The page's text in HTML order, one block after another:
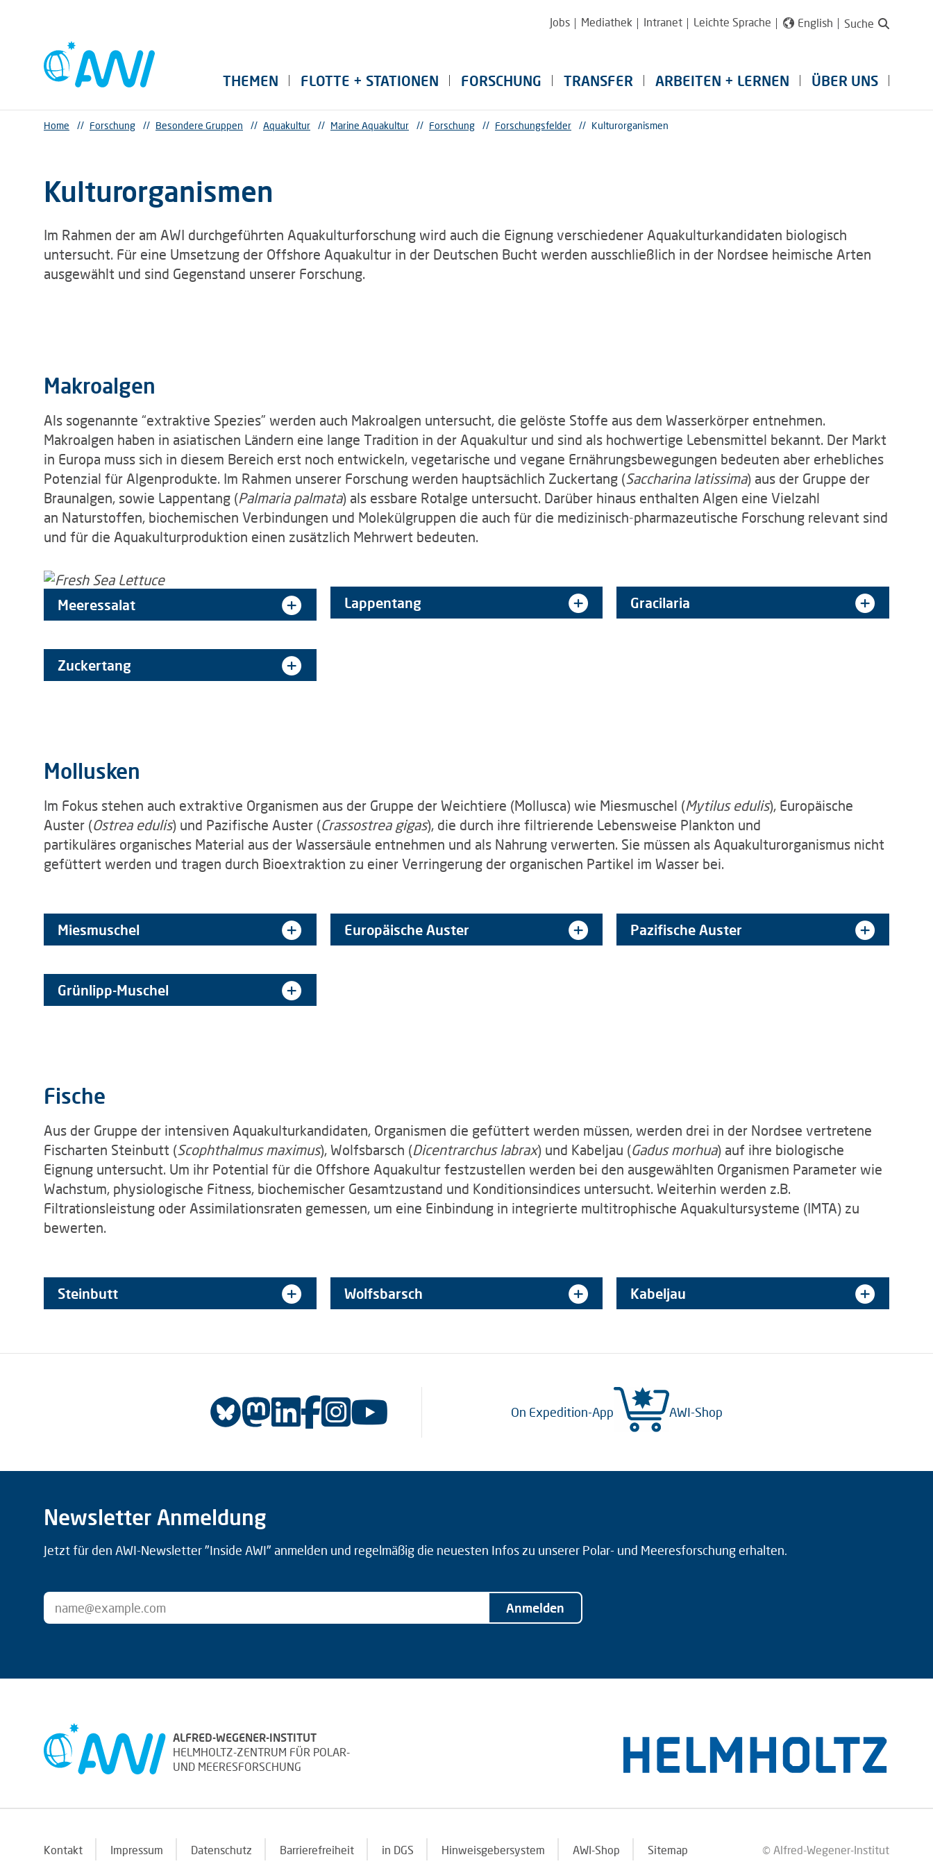
Jobs Mediathek Intranet Leichte Sprache English Suche
THEMEN FLOTTE + STATIONEN FORSCHUNG TRANSFER ARBEITEN + LERNEN ÜBER UNS
Home // Forschung // Besondere Gruppen // Aquakultur // Marine Aquakultur // Forschung // Forschungsfelder // Kulturorganismen
Kulturorganismen
Im Rahmen der am AWI durchgeführten Aquakulturforschung wird auch die Eignung verschiedener Aquakulturkandidaten biologisch
untersucht. Für eine Umsetzung der Offshore Aquakultur in der Deutschen Bucht werden ausschließlich in der Nordsee heimische Arten
ausgewählt und sind Gegenstand unserer Forschung.
Makroalgen
Als sogenannte “extraktive Spezies” werden auch Makroalgen untersucht, die gelöste Stoffe aus dem Wasserkörper entnehmen.
Makroalgen haben in asiatischen Ländern eine lange Tradition in der Aquakultur und sind als hochwertige Lebensmittel bekannt. Der Markt
in Europa muss sich in diesem Bereich erst noch entwickeln, vegetarische und vegane Ernährungsbewegungen bedeuten aber erhebliches
Potenzial für Algenprodukte. Im Rahmen unserer Forschung werden hauptsächlich Zuckertang (Saccharina latissima) aus der Gruppe der
Braunalgen, sowie Lappentang (Palmaria palmata) als essbare Rotalge untersucht. Darüber hinaus enthalten Algen eine Vielzahl
an Naturstoffen, biochemischen Verbindungen und Molekülgruppen die auch für die medizinisch-pharmazeutische Forschung relevant sind
und für die Aquakulturproduktion einen zusätzlich Mehrwert bedeuten.
Meeressalat
Zuckertang
Lappentang Gracilaria
Mollusken
Im Fokus stehen auch extraktive Organismen aus der Gruppe der Weichtiere (Mollusca) wie Miesmuschel (Mytilus edulis), Europäische
Auster (Ostrea edulis) und Pazifische Auster (Crassostrea gigas), die durch ihre filtrierende Lebensweise Plankton und
partikuläres organisches Material aus der Wassersäule entnehmen und als Nahrung verwerten. Sie müssen als Aquakulturorganismus nicht
gefüttert werden und tragen durch Bioextraktion zu einer Verringerung der organischen Partikel im Wasser bei.
Miesmuschel
Grünlipp-Muschel
Europäische Auster Pazifische Auster
Fische
Aus der Gruppe der intensiven Aquakulturkandidaten, Organismen die gefüttert werden müssen, werden drei in der Nordsee vertretene
Fischarten Steinbutt (Scophthalmus maximus), Wolfsbarsch (Dicentrarchus labrax) und Kabeljau (Gadus morhua) auf ihre biologische
Eignung untersucht. Um ihr Potential für die Offshore Aquakultur festzustellen werden bei den ausgewählten Organismen Parameter wie
Wachstum, physiologische Fitness, biochemischer Gesamtzustand und Konditionsindices untersucht. Weiterhin werden z.B.
Filtrationsleistung oder Assimilationsraten gemessen, um eine Einbindung in integrierte multitrophische Aquakultursysteme (IMTA) zu
bewerten.
Steinbutt Wolfsbarsch Kabeljau
On Expedition-App AWI-Shop
Newsletter Anmeldung
Jetzt für den AWI-Newsletter "Inside AWI" anmelden und regelmäßig die neuesten Infos zu unserer Polar- und Meeresforschung erhalten.
Anmelden
ALFRED-WEGENER-INSTITUT
HELMHOLTZ-ZENTRUM FÜR POLAR-
UND MEERESFORSCHUNG
Kontakt Impressum Datenschutz Barrierefreiheit in DGS Hinweisgebersystem AWI-Shop Sitemap © Alfred-Wegener-Institut